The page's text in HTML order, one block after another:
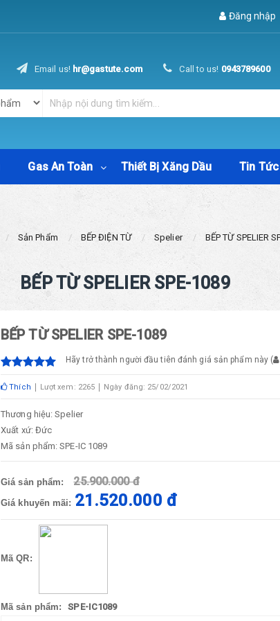
Đăng nhập
Email us! hr@gastute.com Call to us! 0943789600
Gas An Toàn Thiết Bị Xăng Dầu Tin Tức
Sản Phẩm BẾP ĐIỆN TỪ Spelier BẾP TỪ SPELIER
BẾP TỪ SPELIER SPE-1089
BẾP TỪ SPELIER SPE-1089
Hãy trở thành người đầu tiên đánh giá sản phẩm này (
Thích Lượt xem: 2265 Ngày đăng: 25/02/2021
Thương hiệu: Spelier
Xuất xứ: Đức
Mã sản phẩm: SPE-IC 1089
Giá sản phẩm: 25.900.000 đ
Giá khuyến mãi: 21.520.000 đ
Mã QR:
Mã sản phẩm: SPE-IC1089